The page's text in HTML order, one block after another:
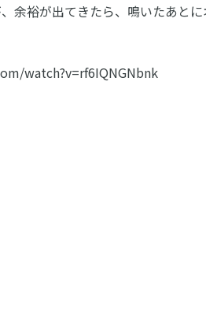
余裕が出てきたら、鳴いたあと
watch?v=rf6IQNGNbnk